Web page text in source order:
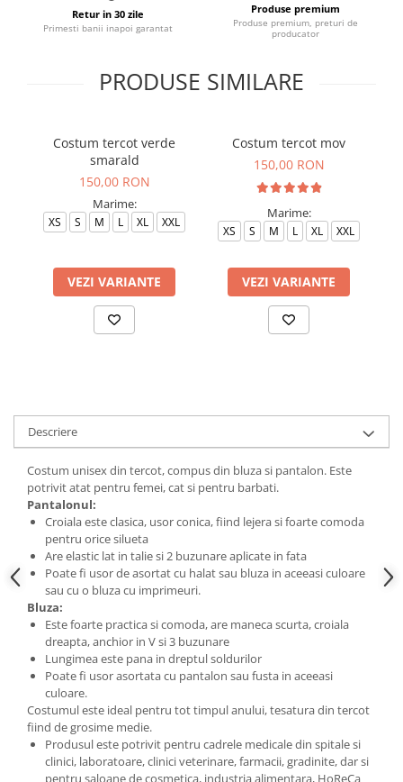
Retur in 30 zile
Primesti banii inapoi garantat
Produse premium
Produse premium, preturi de
producator
PRODUSE SIMILARE
Costum tercot verde
smarald
150,00 RON
Marime:
XS S M L XL XXL
VEZI VARIANTE
Costum tercot mov
150,00 RON
Marime:
XS S M L XL XXL
VEZI VARIANTE
Descriere
Costum unisex din tercot, compus din bluza si pantalon. Este
potrivit atat pentru femei, cat si pentru barbati.
Pantalonul:
Croiala este clasica, usor conica, fiind lejera si foarte comoda
pentru orice silueta
Are elastic lat in talie si 2 buzunare aplicate in fata
Poate fi usor de asortat cu halat sau bluza in aceeasi culoare
sau cu o bluza cu imprimeuri.
Bluza:
Este foarte practica si comoda, are maneca scurta, croiala
dreapta, anchior in V si 3 buzunare
Lungimea este pana in dreptul soldurilor
Poate fi usor asortata cu pantalon sau fusta in aceeasi
culoare.
Costumul este ideal pentru tot timpul anului, tesatura din tercot
fiind de grosime medie.
Produsul este potrivit pentru cadrele medicale din spitale si
clinici, laboratoare, clinici veterinare, farmacii, gradinite, dar si
pentru saloane de cosmetica, industria alimentara, HoReCa